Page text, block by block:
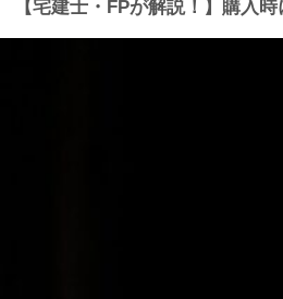
【宅建士・FPが解説！】購入